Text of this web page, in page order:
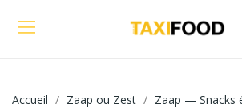
Accueil Zaap ou Zest Zaap — Snacks